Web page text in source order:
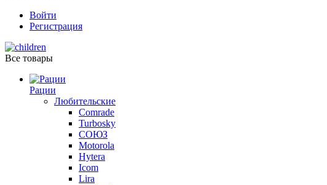
Войти
Регистрация
Все товары
Рации
Любительские
Comrade
Turbosky
СОЮЗ
Motorola
Hytera
Icom
Lira